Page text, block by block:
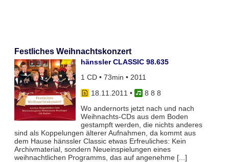
Festliches Weihnachtskonzert
hänssler CLASSIC 98.635
1 CD • 73min • 2011
18.11.2011 •
8 8 8
Wo andernorts jetzt nach und nach
Weihnachts-CDs aus dem Boden
gestampft werden, die nichts anderes
sind als Koppelungen älterer Aufnahmen, da kommt aus
dem Hause hänssler Classic etwas Erfreuliches: Kein
Archivmaterial, sondern Neueinspielungen eines
weihnachtlichen Programms, das auf angenehme [...]